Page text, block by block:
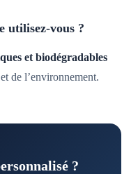
utilisez-vous ?
et biodégradables
de l’environnement.
?